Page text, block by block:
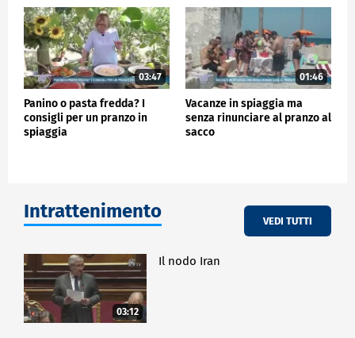
03:47
Panino o pasta fredda? I
consigli per un pranzo in
spiaggia
01:46
Vacanze in spiaggia ma
senza rinunciare al pranzo al
sacco
Intrattenimento VEDI TUTTI
03:12
Il nodo Iran